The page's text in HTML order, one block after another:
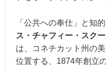
「公共への奉仕」と知
ス・チャフィー・スク
は、コネチカット州の
位置する、1874年創立